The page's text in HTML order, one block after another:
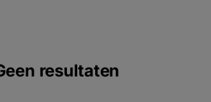
resultaten